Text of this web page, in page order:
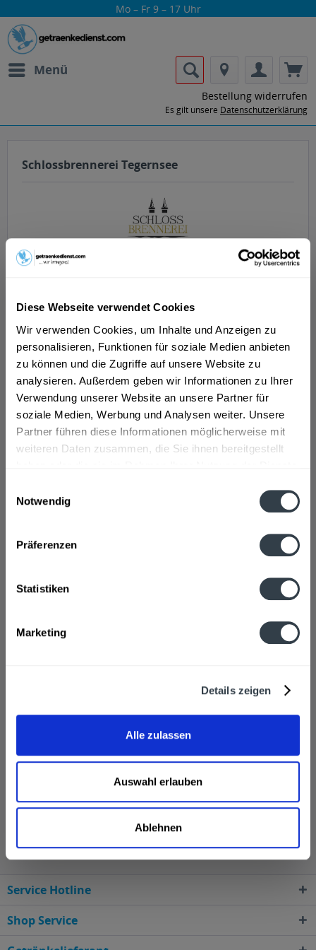
Diese Webseite verwendet Cookies
Wir verwenden Cookies, um Inhalte und Anzeigen zu
personalisieren, Funktionen für soziale Medien anbieten
zu können und die Zugriffe auf unsere Website zu
analysieren. Außerdem geben wir Informationen zu Ihrer
Verwendung unserer Website an unsere Partner für
soziale Medien, Werbung und Analysen weiter. Unsere
Partner führen diese Informationen möglicherweise mit
weiteren Daten zusammen, die Sie ihnen bereitgestellt
Notwendig
Präferenzen
Statistiken
Marketing
Details zeigen
Alle zulassen
Auswahl erlauben
Ablehnen
Mo – Fr 9 – 17 Uhr
Menü
Bestellung widerrufen
Es gilt unsere Datenschutzerklärung
Schlossbrennerei Tegernsee
oder ins Büro liefern.
Die Schlossbrennerei Tegernsee liegt zwischen dem
Tegernsee und der St. Quirinius Pfarrkirche auf dem
Gelände des Tegernseer Klosters in Oberbayern und
blickt auf eine jahrhundertealte Tradition zurück.
Gegründet wurde die Schlossbrennerei bereits im Jahr
746 und entwickelte seither zahlreiche Spirituosen. Die
Schlossbrennerei Tegernsee fokussiert sich hierbei auf
die Herstellung von speziellen Obstbränden und Likören,
Die Schlossbrennerei Tegernsee bietet unterschiedliche
Brand, Obstbrand aus Äpfeln und Birnen, Himbeergeist
und Alpenkräuter Likör. Die einzelnen Brände und Liköre
Sehr gerne senden wir Ihnen Produkte von
Schlossbrennerei Tegernsee zu, wenn Sie über unseren
Schlossbrennerei Tegernsee wird in den folgenden
Service Hotline
Shop Service